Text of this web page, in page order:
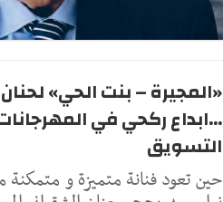
«المجيرة – بنت الحي»
...ابداع ركحي في
التسويق
حين تعود فنانة متميزة و متمكنة